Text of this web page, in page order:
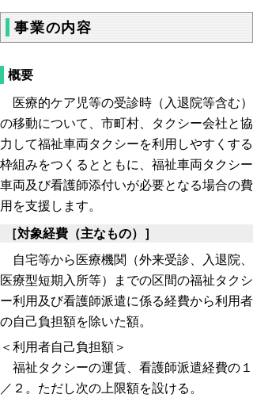
事業の内容
概要
医療的ケア児等の受診時（入退院等含む）
の移動について、市町村、タクシー会社と協
力して福祉車両タクシーを利用しやすくする
枠組みをつくるとともに、福祉車両タクシー
車両及び看護師添付いが必要となる場合の費
用を支援します。
［対象経費（主なもの）］
自宅等から医療機関（外来受診、入退院、
医療型短期入所等）までの区間の福祉タクシ
ー利用及び看護師派遣に係る経費から利用者
の自己負担額を除いた額。
＜利用者自己負担額＞
福祉タクシーの運賃、看護師派遣経費の１
／２。ただし次の上限額を設ける。